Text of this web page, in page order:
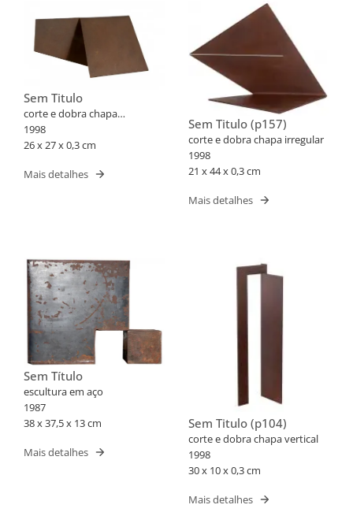
Sem Titulo
corte e dobra chapa
quadadra
1998
26 x 27 x 0,3 cm
Mais detalhes
Sem Titulo (p157)
corte e dobra chapa irregular
1998
21 x 44 x 0,3 cm
Mais detalhes
Sem Título
escultura em aço
1987
38 x 37,5 x 13 cm
Mais detalhes
Sem Titulo (p104)
corte e dobra chapa vertical
1998
30 x 10 x 0,3 cm
Mais detalhes